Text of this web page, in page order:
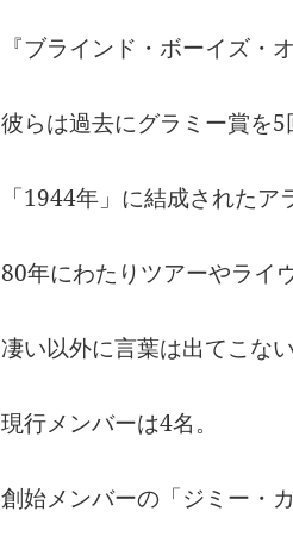
『ブラインド・ボーイズ・
彼らは過去にグラミー賞を
「1944年」に結成されたア
80年にわたりツアーやライ
凄い以外に言葉は出てこない
現行メンバーは4名。
創始メンバーの「ジミー・